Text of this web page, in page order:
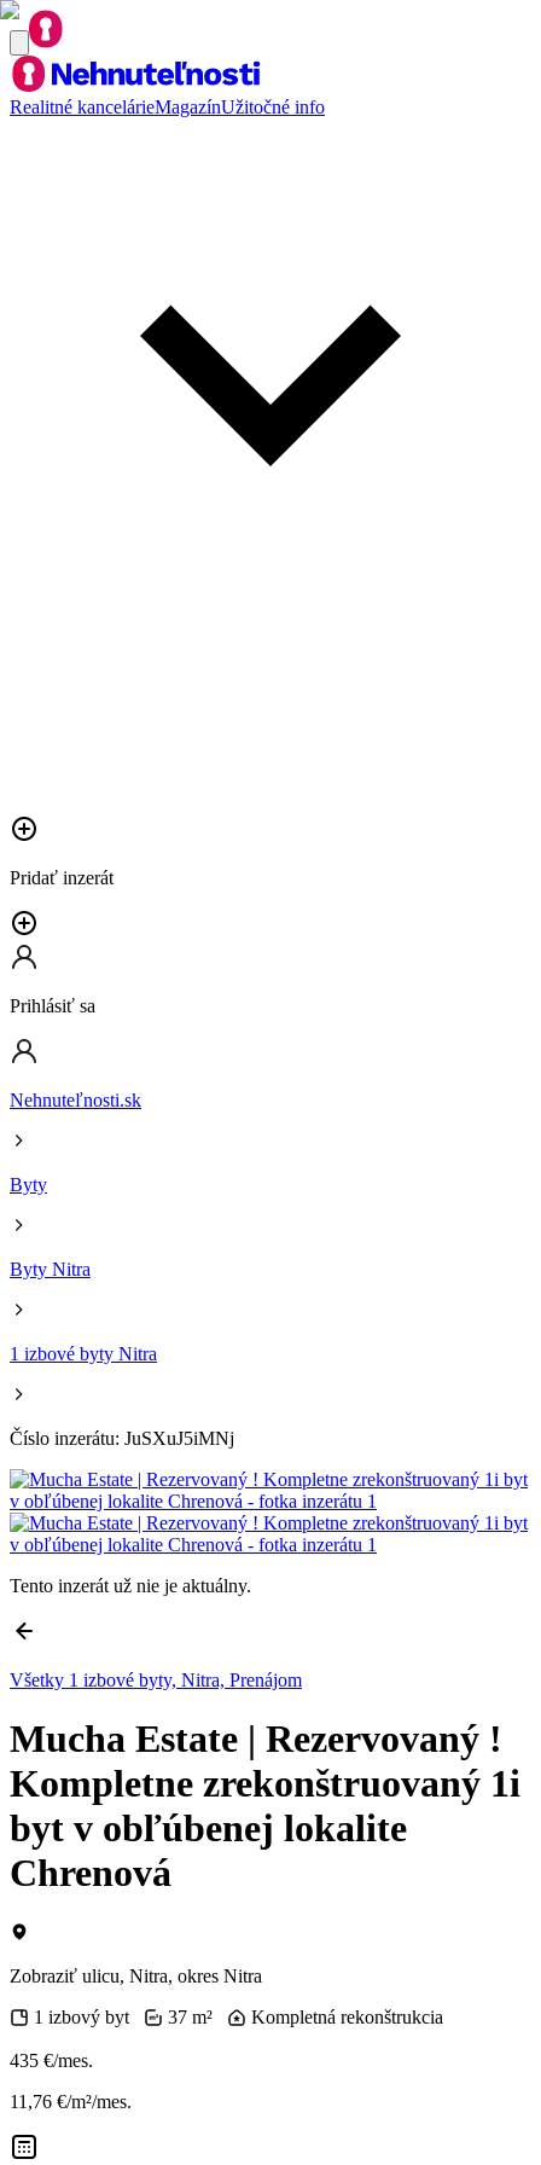
Realitné kancelárieMagazínUžitočné info
Pridať inzerát
Prihlásiť sa
Nehnuteľnosti.sk
Byty
Byty Nitra
1 izbové byty Nitra
Číslo inzerátu: JuSXuJ5iMNj
Tento inzerát už nie je aktuálny.
Všetky 1 izbové byty, Nitra, Prenájom
Mucha Estate | Rezervovaný !
Kompletne zrekonštruovaný 1i
byt v obľúbenej lokalite
Chrenová
Zobraziť ulicu, Nitra, okres Nitra
1 izbový byt
37 m² Kompletná rekonštrukcia
435 €/mes.
11,76 €/m²/mes.